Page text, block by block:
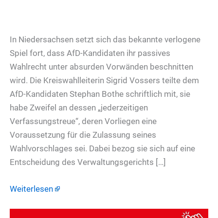
In Niedersachsen setzt sich das bekannte verlogene
Spiel fort, dass AfD-Kandidaten ihr passives
Wahlrecht unter absurden Vorwänden beschnitten
wird. Die Kreiswahlleiterin Sigrid Vossers teilte dem
AfD-Kandidaten Stephan Bothe schriftlich mit, sie
habe Zweifel an dessen „jederzeitigen
Verfassungstreue“, deren Vorliegen eine
Voraussetzung für die Zulassung seines
Wahlvorschlages sei. Dabei bezog sie sich auf eine
Entscheidung des Verwaltungsgerichts […]
Weiterlesen